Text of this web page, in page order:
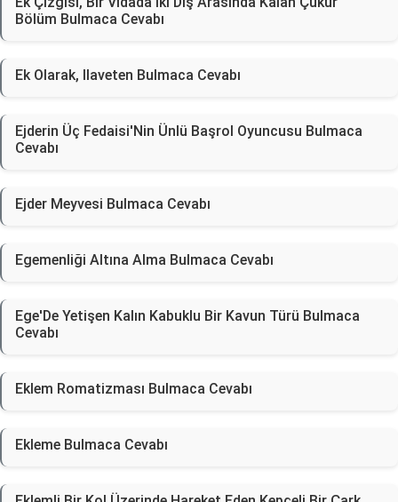
Bölüm Bulmaca Cevabı
Ek Olarak, Ilaveten Bulmaca Cevabı
Ejderin Üç Fedaisi'Nin Ünlü Başrol Oyuncusu Bulmaca
Cevabı
Ejder Meyvesi Bulmaca Cevabı
Egemenliği Altına Alma Bulmaca Cevabı
Ege'De Yetişen Kalın Kabuklu Bir Kavun Türü Bulmaca
Cevabı
Eklem Romatizması Bulmaca Cevabı
Ekleme Bulmaca Cevabı